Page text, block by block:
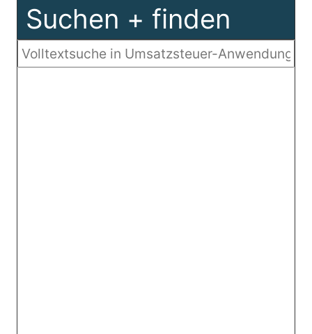
Suchen + finden